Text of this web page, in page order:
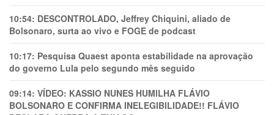
10:54: DESCONTROLADO, Jeffrey Chiquini, aliado de
Bolsonaro, surta ao vivo e FOGE de podcast
10:17: Pesquisa Quaest aponta estabilidade na aprovação
do governo Lula pelo segundo mês seguido
09:14: VÍDEO: KASSIO NUNES HUMlLHA FLÁVIO
BOLSONARO E CONFIRMA INELEGIBILIDADE!! FLÁVIO